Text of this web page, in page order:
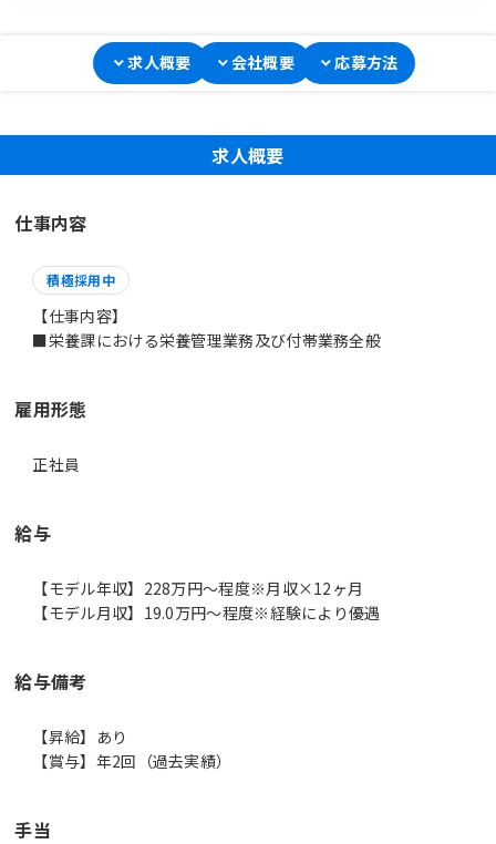
求人概要 会社概要 応募方法
求人概要
仕事内容
積極採用中
【仕事内容】
■栄養課における栄養管理業務及び付帯業務全般
雇用形態
正社員
給与
【モデル年収】228万円〜程度※月収×12ヶ月
【モデル月収】19.0万円〜程度※経験により優遇
給与備考
【昇給】あり
【賞与】年2回（過去実績）
手当